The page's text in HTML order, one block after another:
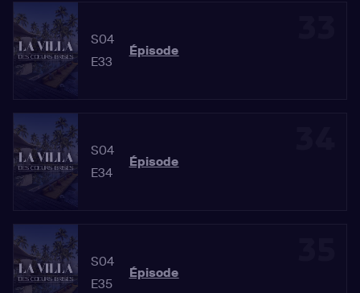
S04
E33
Épisode
S04
E34
Épisode
S04
E35
Épisode